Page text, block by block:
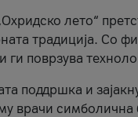
лето“
традиција. Со
ги поврзува
поддршка и
врачи